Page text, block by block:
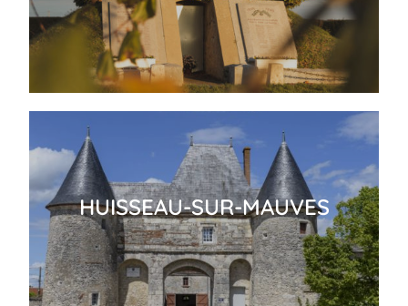
HUISSEAU-SUR-MAUVES